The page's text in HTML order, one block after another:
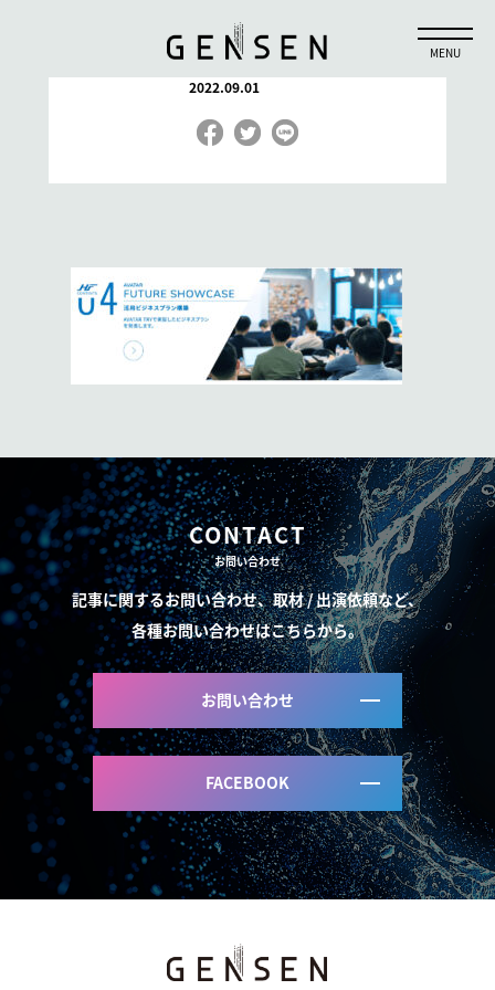
アバターコンテンツ04
2022.09.01
CONTACT
お問い合わせ
記事に関するお問い合わせ、取材 / 出演依頼など、
各種お問い合わせはこちらから。
お問い合わせ
FACEBOOK